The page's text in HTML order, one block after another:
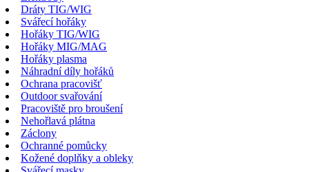
Dráty TIG/WIG
Svářecí hořáky
Hořáky TIG/WIG
Hořáky MIG/MAG
Hořáky plasma
Náhradní díly hořáků
Ochrana pracovišť
Outdoor svařování
Pracoviště pro broušení
Nehořlavá plátna
Záclony
Ochranné pomůcky
Kožené doplňky a obleky